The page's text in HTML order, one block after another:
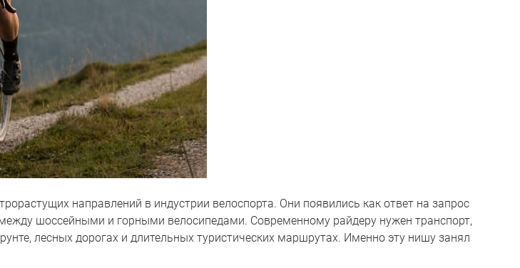
направлений в индустрии велоспорта. Они появились как ответ на запрос
шоссейными и горными велосипедами. Современному райдеру нужен транспорт,
лесных дорогах и длительных туристических маршрутах. Именно эту нишу занял